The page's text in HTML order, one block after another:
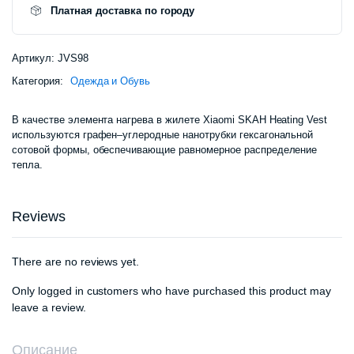
Платная доставка по городу
Артикул: JVS98
Категория:
Одежда и Обувь
В качестве элемента нагрева в жилете Xiaomi SKAH Heating Vest
используются графен–углеродные нанотрубки гексагональной
сотовой формы, обеспечивающие равномерное распределение
тепла.
Reviews
There are no reviews yet.
Only logged in customers who have purchased this product may
leave a review.
Описание